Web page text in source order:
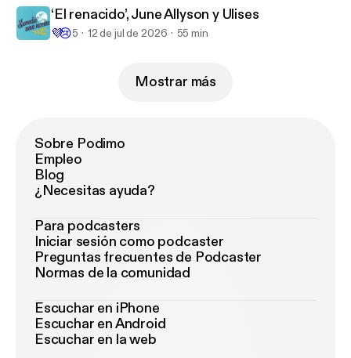
‘El renacido’, June Allyson y Ulises
💜😢5 12 de jul de 2026 55 min
Mostrar más
Sobre Podimo
Empleo
Blog
¿Necesitas ayuda?
Para podcasters
Iniciar sesión como podcaster
Preguntas frecuentes de Podcaster
Normas de la comunidad
Escuchar en iPhone
Escuchar en Android
Escuchar en la web